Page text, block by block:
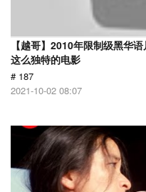
【越哥】2010年限制级黑华
这么独特的电影
# 187
2021-10-02 08:07